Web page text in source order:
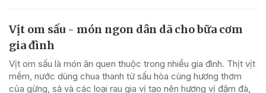
Vịt om sấu - món ngon dân dã cho bữa cơm
gia đình
Vịt om sấu là món ăn quen thuộc trong nhiều gia đình. Thịt vịt
mềm, nước dùng chua thanh từ sấu hòa cùng hương thơm
của gừng, sả và các loại rau gia vị tạo nên hương vị đậm đà,